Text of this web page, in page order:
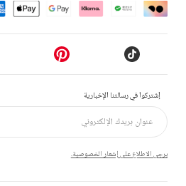
إشتركوا في رسالتنا الإخبارية
يرجى الاطلاع على إشعار الخصوصية.